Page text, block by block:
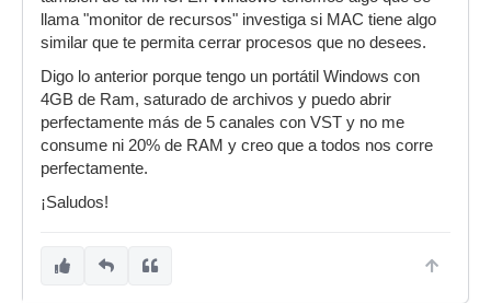
llama "monitor de recursos" investiga si MAC tiene algo
similar que te permita cerrar procesos que no desees.
Digo lo anterior porque tengo un portátil Windows con
4GB de Ram, saturado de archivos y puedo abrir
perfectamente más de 5 canales con VST y no me
consume ni 20% de RAM y creo que a todos nos corre
perfectamente.
¡Saludos!